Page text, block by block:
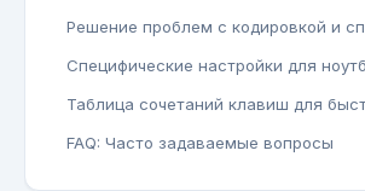
Решение проблем с кодировкой и
Специфические настройки для
Таблица сочетаний клавиш для
FAQ: Часто задаваемые вопросы